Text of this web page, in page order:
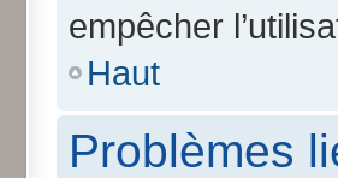
empêcher
Haut
Problèmes